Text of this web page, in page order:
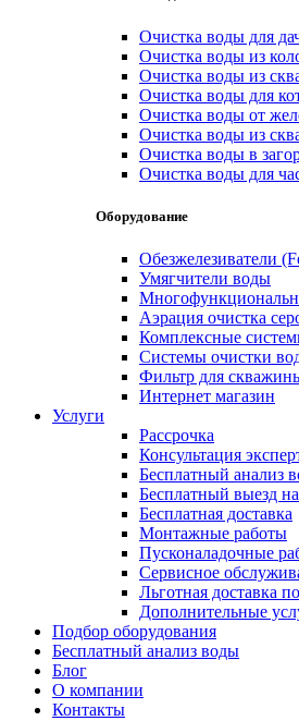
Очистка воды для
Очистка воды из
Очистка воды из
Очистка воды для
Очистка воды от
Очистка воды из
Очистка воды в
Очистка воды для
Оборудование
Обезжелезиватели
Умягчители воды
Аэрация очистка
Комплексные
Системы очистки
Фильтр для
Интернет магазин
Услуги
Рассрочка
Консультация
Бесплатный анализ
Бесплатный выезд
Бесплатная доставка
Монтажные работы
Пусконаладочные
Сервисное
Льготная доставка
Дополнительные
Подбор оборудования
Бесплатный анализ воды
Блог
О компании
Контакты